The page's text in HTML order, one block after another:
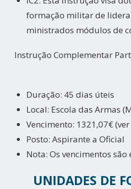
formação militar de
ministrados módulos de
Instrução Complementar
Duração: 45 dias úteis
Local: Escola das Armas
Vencimento: 1321,07€
Posto: Aspirante a Oficial
Nota: Os vencimentos
UNIDADES DE